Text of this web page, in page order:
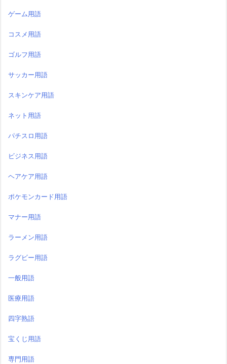
ゲーム用語
コスメ用語
ゴルフ用語
サッカー用語
スキンケア用語
ネット用語
パチスロ用語
ビジネス用語
ヘアケア用語
ポケモンカード用語
マナー用語
ラーメン用語
ラグビー用語
一般用語
医療用語
四字熟語
宝くじ用語
専門用語